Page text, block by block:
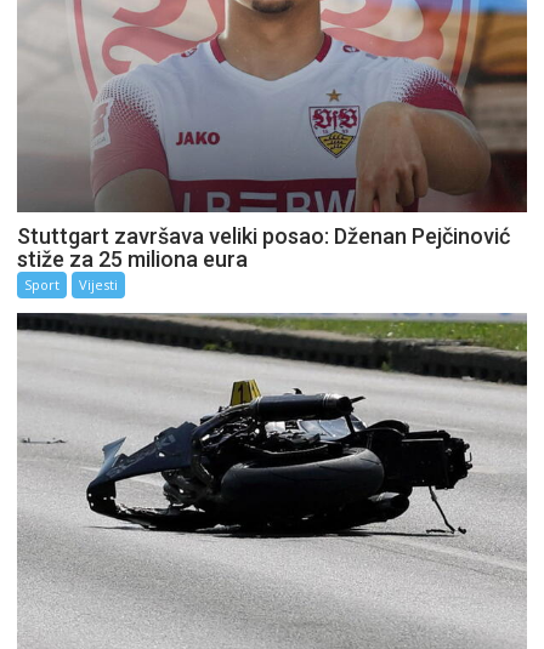
Stuttgart završava veliki posao: Dženan Pejčinović
stiže za 25 miliona eura
Sport Vijesti